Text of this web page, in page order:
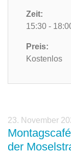
Zeit:
15:30 -
Preis:
Kostenlos
23. November
der